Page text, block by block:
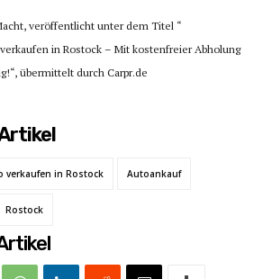
veröffentlicht unter dem Titel “
in Rostock – Mit kostenfreier Abholung
übermittelt durch Carpr.de
verkaufen in Rostock Autoankauf
Rostock